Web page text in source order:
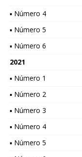
▪ Número 4
▪ Número 5
▪ Número 6
2021
▪ Número 1
▪ Número 2
▪ Número 3
▪ Número 4
▪ Número 5